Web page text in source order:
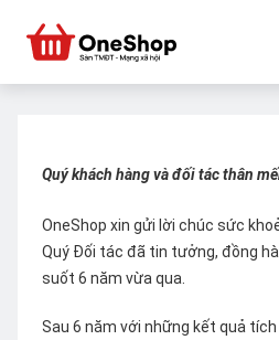
Quý khách hàng và đối tác thân
OneShop xin gửi lời chúc sức
Quý Đối tác đã tin tưởng, đồng
suốt 6 năm vừa qua.
Sau 6 năm với những kết quả